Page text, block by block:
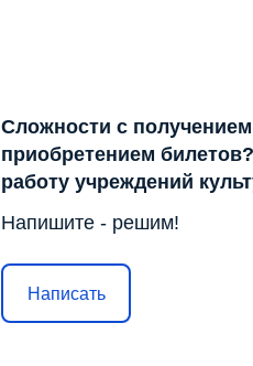
Сложности с
приобретением
работу учреждений
Напишите - решим!
Написать